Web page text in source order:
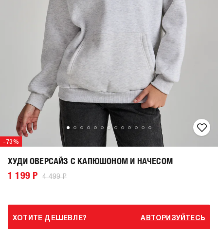
-73%
ХУДИ ОВЕРСАЙЗ С КАПЮШОНОМ И НАЧЕСОМ
1 199 Р 4 499 Р
ХОТИТЕ ДЕШЕВЛЕ? АВТОРИЗУЙТЕСЬ